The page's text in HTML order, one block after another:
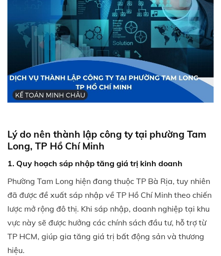
Lý do nên thành lập công ty tại phường Tam
Long, TP Hồ Chí Minh
1. Quy hoạch sáp nhập tăng giá trị kinh doanh
Phường Tam Long hiện đang thuộc TP Bà Rịa, tuy nhiên
đã được đề xuất sáp nhập về TP Hồ Chí Minh theo chiến
lược mở rộng đô thị. Khi sáp nhập, doanh nghiệp tại khu
vực này sẽ được hưởng các chính sách đầu tư, hỗ trợ từ
TP HCM, giúp gia tăng giá trị bất động sản và thương
hiệu.